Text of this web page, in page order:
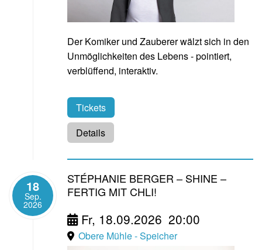
Der Komiker und Zauberer wälzt sich in den
Unmöglichkeiten des Lebens - pointiert,
verblüffend, interaktiv.
Tickets
Details
18
Sep.
2026
STÉPHANIE BERGER – SHINE –
FERTIG MIT CHLI!
Fr, 18.09.2026 20:00
Obere Mühle - Speicher